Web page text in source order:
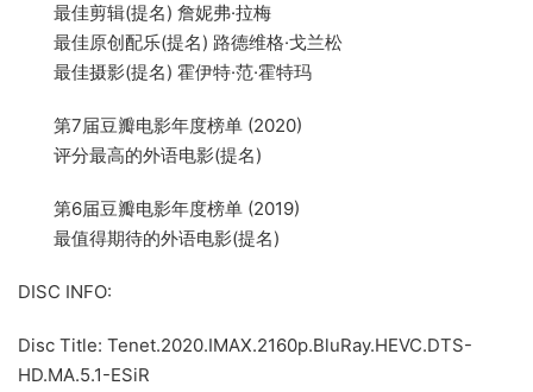
最佳剪辑(提名) 詹妮弗·拉梅
最佳原创配乐(提名) 路德维格·戈兰松
最佳摄影(提名) 霍伊特·范·霍特玛
第7届豆瓣电影年度榜单 (2020)
评分最高的外语电影(提名)
第6届豆瓣电影年度榜单 (2019)
最值得期待的外语电影(提名)
DISC INFO:
Disc Title: Tenet.2020.IMAX.2160p.BluRay.HEVC.DTS-
HD.MA.5.1-ESiR